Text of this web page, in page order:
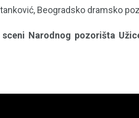
Beogradsko dramsko
Narodnog pozorišta